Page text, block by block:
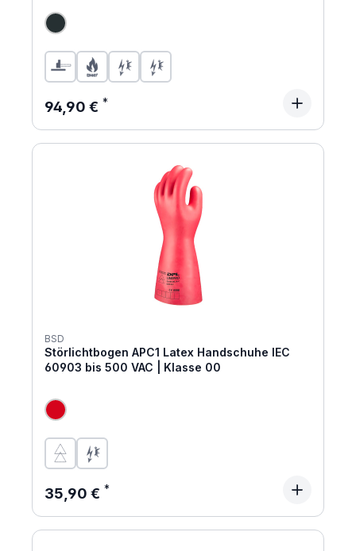
Regulärer Preis:
94,90 €
BSD
Störlichtbogen APC1 Latex Handschuhe IEC
60903 bis 500 VAC | Klasse 00
Regulärer Preis:
35,90 €